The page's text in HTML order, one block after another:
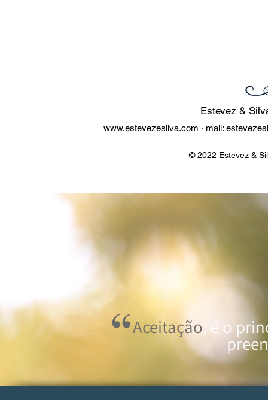
Estevez &
www.estevezesilva.com · mail:
© 2022 Estevez &
Aceitação, é o